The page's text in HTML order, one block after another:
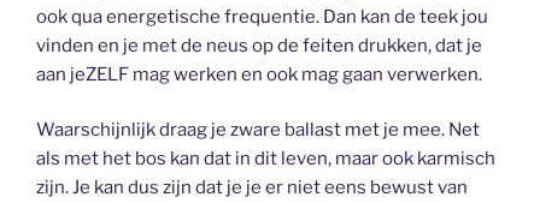
ook qua energetische frequentie. Dan kan de teek jou
vinden en je met de neus op de feiten drukken, dat je
aan jeZELF mag werken en ook mag gaan verwerken.
Waarschijnlijk draag je zware ballast met je mee. Net
als met het bos kan dat in dit leven, maar ook karmisch
zijn. Je kan dus zijn dat je je er niet eens bewust van